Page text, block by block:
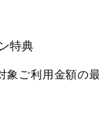
特典
象ご利用金額の